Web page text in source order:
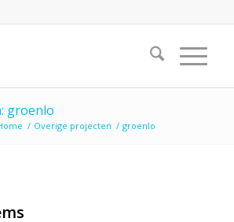
groenlo
/ Overige projecten / groenlo